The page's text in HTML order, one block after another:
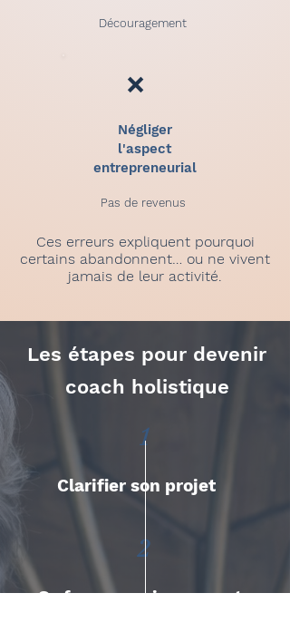
Découragement
❌
Négliger
l'aspect
entrepreneurial
Pas de revenus
Ces erreurs expliquent pourquoi
certains abandonnent… ou ne vivent
jamais de leur activité.
Les étapes pour devenir
coach holistique
1
Clarifier son projet
2
Se former serieusement